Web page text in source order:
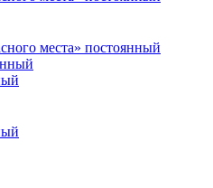
места» постоянный